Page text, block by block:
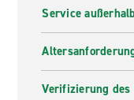
Service
Verifizierung des